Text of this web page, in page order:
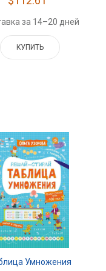
за 14–20 дней
КУПИТЬ
Умножения